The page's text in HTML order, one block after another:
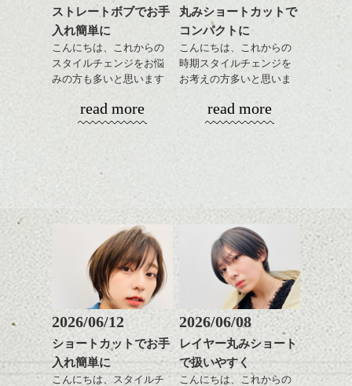
ハンサムショート／ヘッド
スパ／伸びても目立たない
ヘアカラー/ハイライト/ダブ
ルカラー/髪質改善/TOKIOト
リートメント/ブリーチ/イン
ミニボブ/抜け感ショート/バ
レイヤージュ/縮毛矯正
ハンサムショート／ヘッド
ヘアカラー/ハイライト/ダブ
ルカラー/髪質改善/TOKIOト
ミニボブ/抜け感ショート/バ
実際に骨董に触れることもできました。
さくらんぼかと思いきや、アメリカンチェ
リーでした！！(笑)
客様のおうちに届くものなんだそうで。
気だるいイメージに見せることもできた
り、肩につかない長さは、
いろいろ変化をつけやすいのもいいです
ね。
耳かけしたり、パートを変えてみたり、
クセを活かしたり ストレートブローして
みたり、
たい、
そんな方におすすめです。
ストレートボブでお手
入れ簡単に
こんにちは、これからの
スタイルチェンジをお悩
みの方も多いと思います
やっぱりボブでお手入れ
しやすいスタイルだと毎
さを残したボブは雰囲気
も出しやすくていろいろ
おすすめですね。
前髪もやや重めにカット
してラインを強調するの
もこれからは良い感じで
す、
目元が引き締まった印象
に。
read more
丸みショートカットで
コンパクトに
こんにちは、これからの
時期スタイルチェンジを
お考えの方多いと思いま
コンパクトなフォルムが
時短にも◎
そんなショートカット。
軽めの前髪で透け感を演
出できるので、
この時期とてもおすすめ
ですよ。
read more
2026/06/12
ショートカットでお手
入れ簡単に
こんにちは、スタイルチ
2026/06/08
レイヤー丸みショート
で扱いやすく
こんにちは、これからの